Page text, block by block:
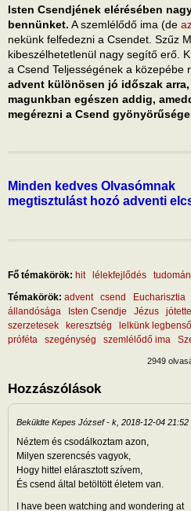
Isten Csendjének elérésében
bennünket. A szemlélődő ima (de
nekünk felfedezni a Csendet. Szűz
kibeszélhetetlenül nagy segítő erő.
a Csend Teljességének a közepébe
advent különösen jó időszak
magunkban egészen addig,
megérezni a Csend
Minden kedves Olvasómnak
megtisztulást hozó adventi
Fő témakörök: hit lélekfejlődés
Témakörök: advent csend Eucharisztia
állandósága
Isten Csendje Jézus
szerzetesek
keresztség lelkünk
próféta
szegénység szemlélődő ima
2949
Hozzászólások
Beküldte Kepes József- k, 2018-12-04 21:52
Néztem és csodálkoztam azon,
Milyen szerencsés vagyok,
Hogy hittel elárasztott szívem,
És csend által betöltött életem van.
I have been watching and wondering at